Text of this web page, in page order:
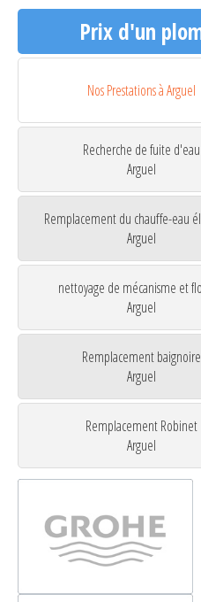
Prix d'un
Nos Prestations à Arguel
Recherche de fuite d'eau
Arguel
Remplacement du chauffe-eau
Arguel
nettoyage de mécanisme et
Arguel
Remplacement baignoire
Arguel
Remplacement Robinet
Arguel